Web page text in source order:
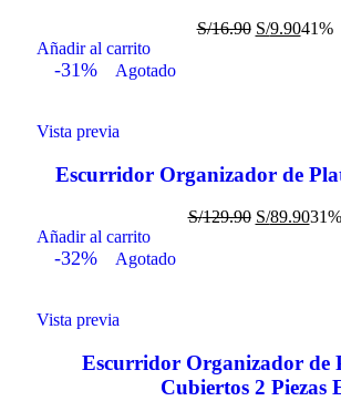
S/16.90 S/9.9041%
Añadir al carrito
-31% Agotado
Vista previa
Escurridor Organizador de
S/129.90 S/89.9031%
Añadir al carrito
-32% Agotado
Vista previa
Escurridor Organizador de
Cubiertos 2 Piezas